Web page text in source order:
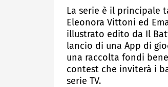
La serie è il principale
Eleonora Vittoni ed
illustrato edito da Il
lancio di una App di
una raccolta fondi
contest che inviterà i
serie TV.